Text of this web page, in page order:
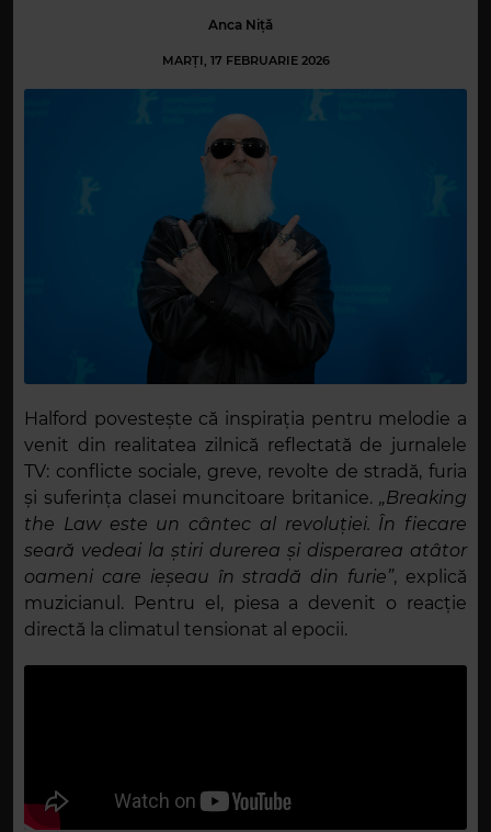
Anca Niță
MARȚI, 17 FEBRUARIE 2026
Halford povestește că inspirația pentru melodie a
venit din realitatea zilnică reflectată de jurnalele
TV: conflicte sociale, greve, revolte de stradă, furia
și suferința clasei muncitoare britanice. „Breaking
the Laweste un cântec al revoluției. În fiecare
seară vedeai la știri durerea și disperarea atâtor
oameni care ieșeau în stradă din furie”, explică
muzicianul. Pentru el, piesa a devenit o reacție
directă la climatul tensionat al epocii.